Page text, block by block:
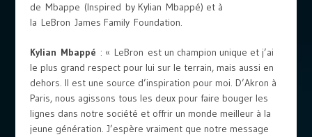
de Mbappe (Inspired by Kylian Mbappé) et à
la LeBron James Family Foundation.
Kylian Mbappé : « LeBron est un champion unique et j’ai
le plus grand respect pour lui sur le terrain, mais aussi en
dehors. Il est une source d’inspiration pour moi. D’Akron à
Paris, nous agissons tous les deux pour faire bouger les
lignes dans notre société et offrir un monde meilleur à la
jeune génération. J’espère vraiment que notre message